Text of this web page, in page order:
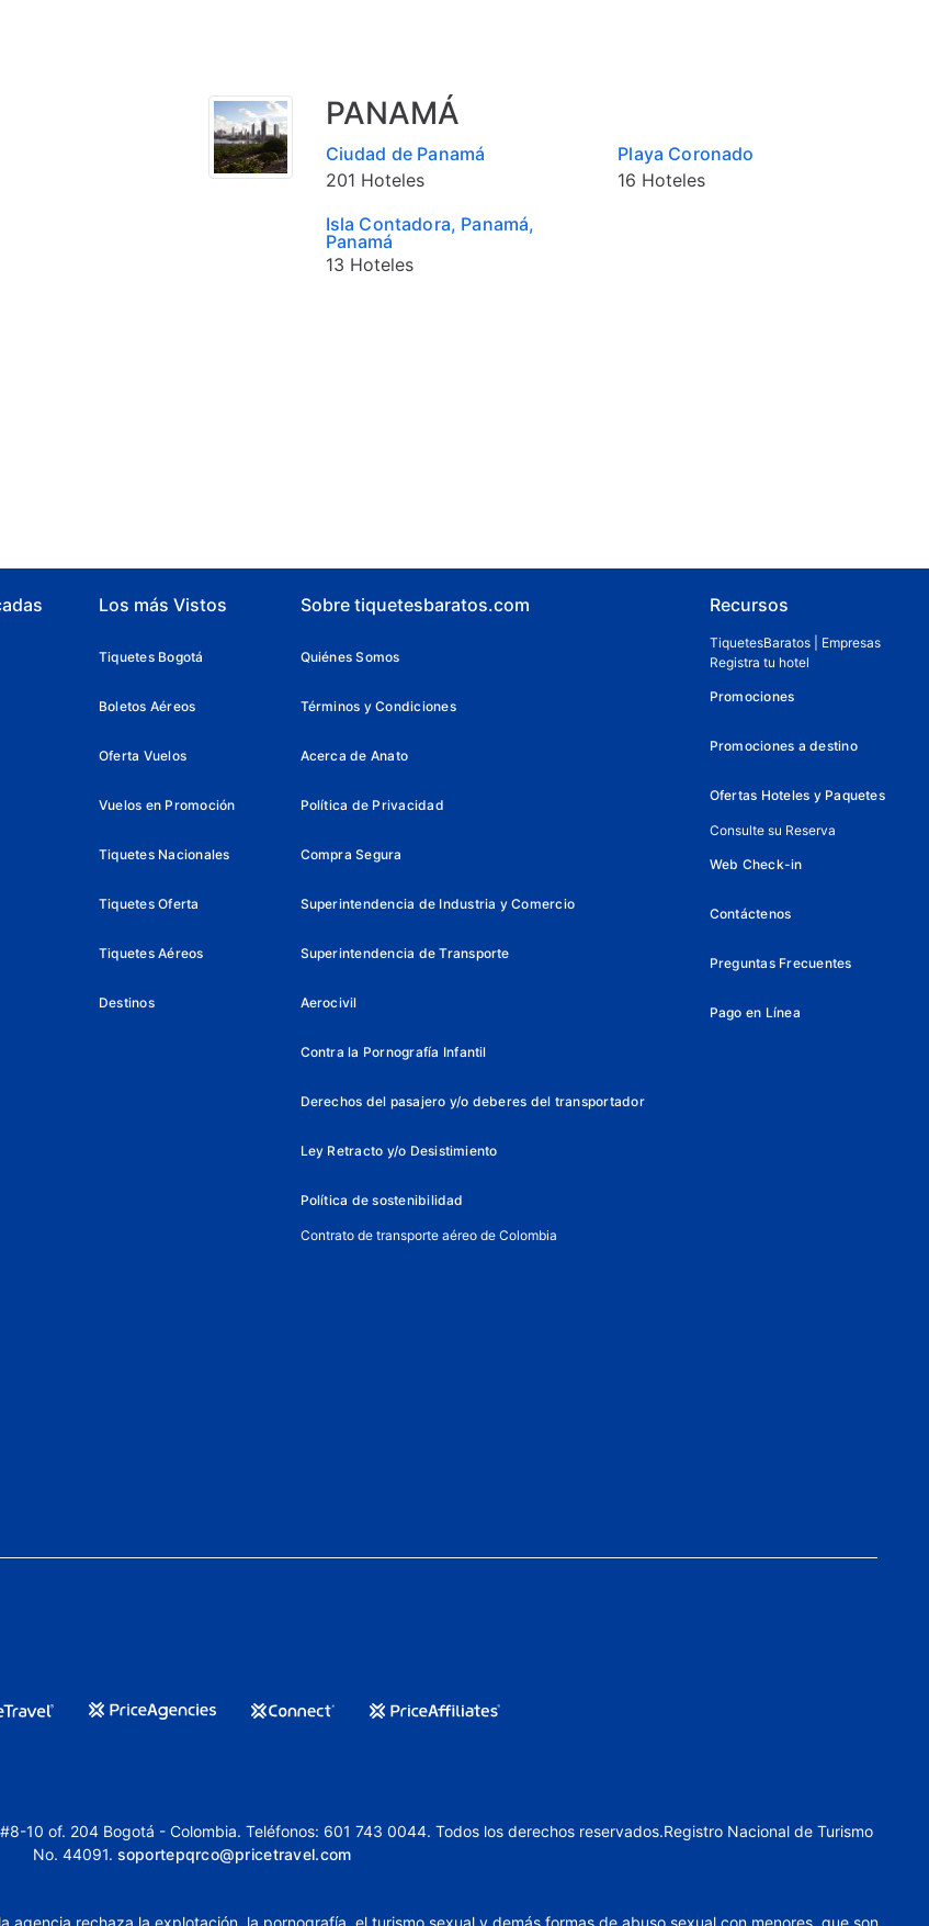
PANAMÁ
Ciudad de Panamá
201 Hoteles
Playa Coronado
16 Hoteles
Isla Contadora, Panamá,
Panamá
13 Hoteles
Los más Vistos
Tiquetes Bogotá
Boletos Aéreos
Oferta Vuelos
Vuelos en Promoción
Tiquetes Nacionales
Tiquetes Oferta
Tiquetes Aéreos
Destinos
Sobre tiquetesbaratos.com
Quiénes Somos
Términos y Condiciones
Acerca de Anato
Política de Privacidad
Compra Segura
Superintendencia de Industria y Comercio
Superintendencia de Transporte
Aerocivil
Contra la Pornografía Infantil
Derechos del pasajero y/o deberes del transportador
Ley Retracto y/o Desistimiento
Política de sostenibilidad
Contrato de transporte aéreo de Colombia
Recursos
TiquetesBaratos | Empresas
Registra tu hotel
Promociones
Promociones a destino
Ofertas Hoteles y Paquetes
Consulte su Reserva
Web Check-in
Contáctenos
Preguntas Frecuentes
Pago en Línea
10 of. 204 Bogotá - Colombia. Teléfonos: 601 743 0044. Todos los derechos reservados.Registro Nacional de Turismo
No. 44091. soportepqrco@pricetravel.com
agencia rechaza la explotación, la pornografía, el turismo sexual y demás formas de abuso sexual con menores, que son